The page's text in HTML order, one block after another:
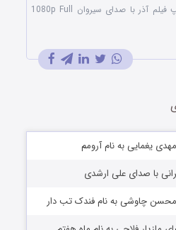
ویدیو کلیپ فیلم آذر با صدای سیروان 1080p Full
یغمایی به نام آرومم
با صدای علی ارشدی
محسن چاوشی به نام فندک تب دار